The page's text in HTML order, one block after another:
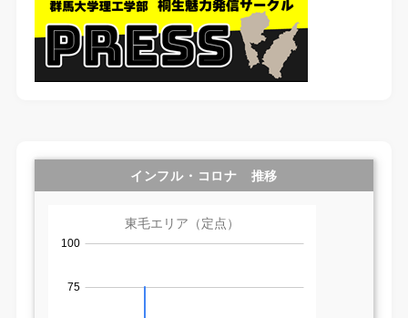
インフル・コロナ 推移